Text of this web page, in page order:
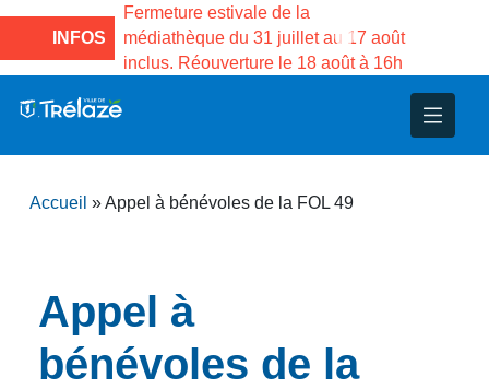
INFOS
la Maison des
de Gama du
Fermeture estivale de la
médiathèque du 31 juillet au 17 août
inclus. Réouverture le 18 août à 16h
Projets
Accueil »Appel à bénévoles de la FOL 49
Appel à
bénévoles de la